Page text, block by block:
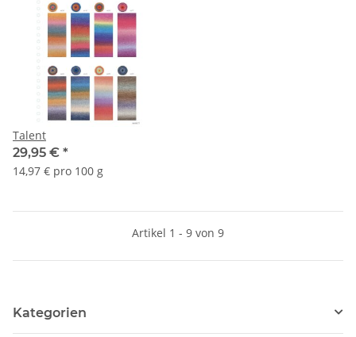
Talent
29,95 € *
14,97 € pro 100 g
Artikel 1 - 9 von 9
Kategorien